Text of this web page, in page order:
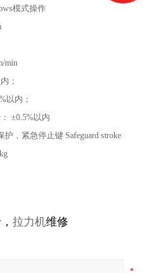
模式操作
min
；
以内；
： ±0.5%以内
护，紧急停止键 Safeguard stroke
拉力机维修